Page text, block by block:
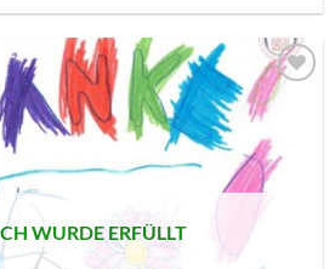
AUF MEINE
MERKLISTE
SETZEN
WURDE ERFÜLLT